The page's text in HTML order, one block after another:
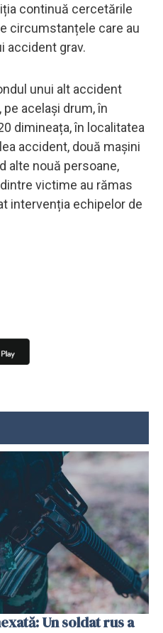
continuă cercetările
circumstanțele care au
accident grav.
unui alt accident
pe același drum, în
dimineața, în localitatea
accident, două mașini
alte nouă persoane,
victime au rămas
intervenția echipelor de
Un soldat rus a